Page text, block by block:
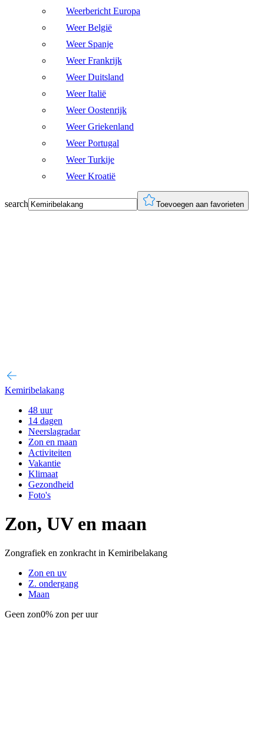
Weerbericht Europa
Weer België
Weer Spanje
Weer Frankrijk
Weer Duitsland
Weer Italië
Weer Oostenrijk
Weer Griekenland
Weer Portugal
Weer Turkije
Weer Kroatië
search Toevoegen aan favorieten
Kemiribelakang
48 uur
14 dagen
Neerslagradar
Zon en maan
Activiteiten
Vakantie
Klimaat
Gezondheid
Foto's
Zon, UV en maan
Zongrafiek en zonkracht in Kemiribelakang
Zon en uv
Z. ondergang
Maan
Geen zon0% zon per uur